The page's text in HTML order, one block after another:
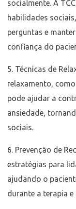
socialmente. A
habilidades
perguntas e
confiança do
Técnicas de
relaxamento,
pode ajudar a
ansiedade,
sociais.
Prevenção de
estratégias para
ajudando o
durante a terapia